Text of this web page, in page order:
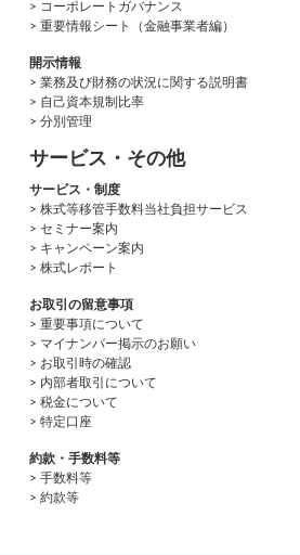
> コーポレートガバナンス
> 重要情報シート（金融事業者編）
開示情報
> 業務及び財務の状況に関する説明書
> 自己資本規制比率
> 分別管理
サービス・その他
サービス・制度
> 株式等移管手数料当社負担サービス
> セミナー案内
> キャンペーン案内
> 株式レポート
お取引の留意事項
> 重要事項について
> マイナンバー掲示のお願い
> お取引時の確認
> 内部者取引について
> 税金について
> 特定口座
約款・手数料等
> 手数料等
> 約款等